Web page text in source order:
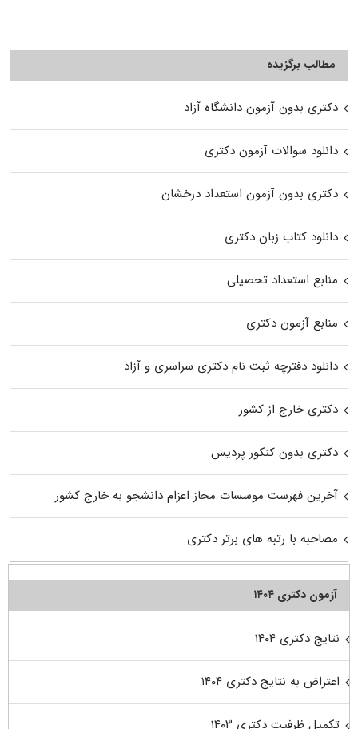
مطالب برگزیده
دکتری بدون آزمون دانشگاه آزاد
دانلود سوالات آزمون دکتری
دکتری بدون آزمون استعداد درخشان
دانلود کتاب زبان دکتری
منابع استعداد تحصیلی
منابع آزمون دکتری
دانلود دفترچه ثبت نام دکتری سراسری و آزاد
دکتری خارج از کشور
دکتری بدون کنکور پردیس
آخرین فهرست موسسات مجاز اعزام دانشجو به خارج کشور
مصاحبه با رتبه های برتر دکتری
آزمون دکتری ۱۴۰۴
نتایج دکتری ۱۴۰۴
اعتراض به نتایج دکتری ۱۴۰۴
تکمیل ظرفیت دکتری ۱۴۰۳